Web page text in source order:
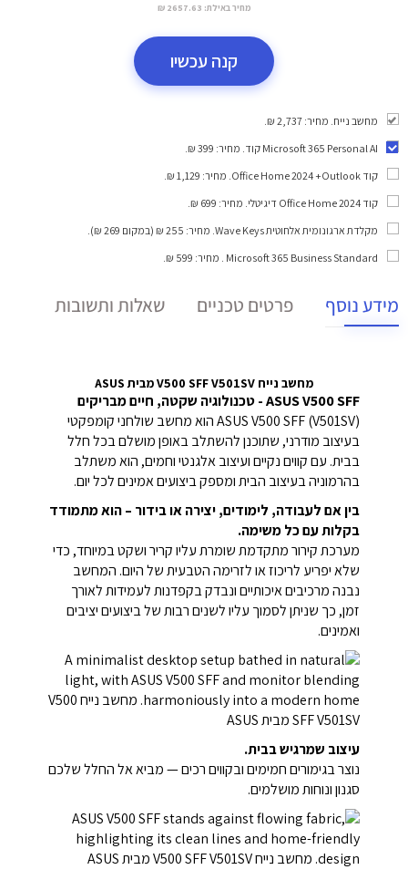
מחיר באילת: 2657.63 ₪
קנה עכשיו
מחשב נייח. מחיר: 2,737 ₪.
Microsoft 365 Personal AI קוד
. מחיר: 399 ₪.
קוד Office Home 2024 +Outlook
. מחיר: 1,129 ₪.
קוד Office Home 2024 דיגיטלי
. מחיר: 699 ₪.
מקלדת ארגונומית אלחוטית Wave Keys
. מחיר: 255 ₪ (במקום 269 ₪).
Microsoft 365 Business Standard . מחיר: 599 ₪.
מידע נוסף פרטים טכניים שאלות ותשובות
מחשב נייח V500 SFF V501SV מבית ASUS
ASUS V500 SFF - טכנולוגיה שקטה, חיים מבריקים
ASUS V500 SFF (V501SV) הוא מחשב שולחני קומפקטי
בעיצוב מודרני, שתוכנן להשתלב באופן מושלם בכל חלל
בבית. עם קווים נקיים ועיצוב אלגנטי וחמים, הוא משתלב
בהרמוניה בעיצוב הבית ומספק ביצועים אמינים לכל יום.
בין אם לעבודה, לימודים, יצירה או בידור – הוא מתמודד
בקלות עם כל משימה.
מערכת קירור מתקדמת שומרת עליו קריר ושקט במיוחד, כדי
שלא יפריע לריכוז או לזרימה הטבעית של היום. המחשב
נבנה מרכיבים איכותיים ונבדק בקפדנות לעמידות לאורך
זמן, כך שניתן לסמוך עליו לשנים רבות של ביצועים יציבים
ואמינים.
עיצוב שמרגיש בבית.
נוצר בגימורים חמימים ובקווים רכים — מביא אל החלל שלכם
סגנון ונוחות מושלמים.